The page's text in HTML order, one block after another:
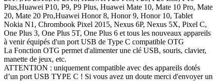
Plus,Huawei P10, P9, P9 Plus, Huawei Mate 10, Mate 10 Pro, Mate
20, Mate 20 Pro,Huawei Honor 8, Honor 9, Honor 10, Tablet
Nokia N1, Chrombook Pixel 2015, Nexus 6P, Nexus 5X, Pixel C,
One Plus 3, One Plus 5T, One Plus 6 et tous les nouveaux appareils
à venir équipés d'un port USB de Type C compatible OTG
La Fonction OTG permet d'alimenter une clé USB, souris, clavier,
manette de jeux, etc.
ATTENTION : uniquement compatible avec des appareils dotés
d’un port USB TYPE C ! Si vous avez un doute merci d'envoyer un